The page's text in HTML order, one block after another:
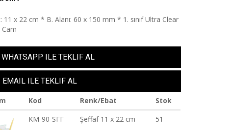
11 x 22 cm * B. Alanı: 60 x 150 mm * 1. sınıf Ultra Clear
Cam
WHATSAPP ILE TEKLIF AL
EMAIL ILE TEKLIF AL
Kod Renk/Ebat
Stok
KM-90-SFF
Şeffaf 11 x 22 cm 51